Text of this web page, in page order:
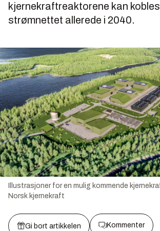
kjernekraftreaktorene kan
strømnettet allerede i 2040.
Illustrasjoner for en mulig kommende
Norsk kjernekraft
Gi bort artikkelen Kommenter